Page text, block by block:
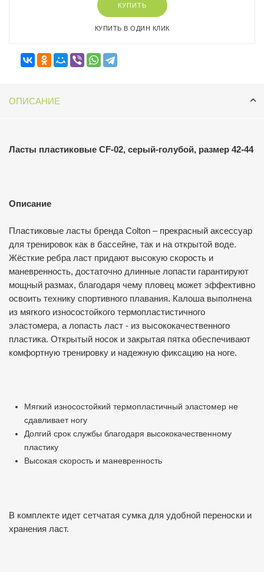
КУПИТЬ
КУПИТЬ В ОДИН КЛИК
ОПИСАНИЕ
Ласты пластиковые CF-02, серый-голубой, размер 42-44
Описание
Пластиковые ласты бренда Colton – прекрасный аксессуар
для тренировок как в бассейне, так и на открытой воде.
Жёсткие ребра ласт придают высокую скорость и
маневренность, достаточно длинные лопасти гарантируют
мощный размах, благодаря чему пловец может эффективно
освоить технику спортивного плавания. Калоша выполнена
из мягкого износостойкого термопластистичного
эластомера, а лопасть ласт - из высококачественного
пластика. Открытый носок и закрытая пятка обеспечивают
комфортную тренировку и надежную фиксацию на ноге.
Мягкий износостойкий термопластичный эластомер не
сдавливает ногу
Долгий срок службы благодаря высококачественному
пластику
Высокая скорость и маневренность
В комплекте идет сетчатая сумка для удобной переноски и
хранения ласт.